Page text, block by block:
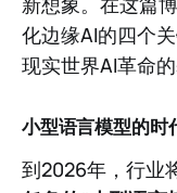
化边缘AI的四个
现实世界AI革命的
小型语言模型的时
到2026年，行业